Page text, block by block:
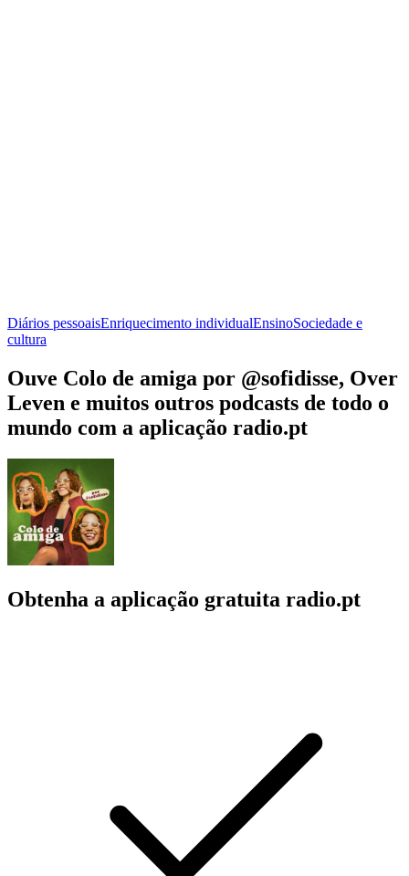
Diários pessoaisEnriquecimento individualEnsinoSociedade e
cultura
Ouve Colo de amiga por @sofidisse, Over
Leven e muitos outros podcasts de todo o
mundo com a aplicação radio.pt
Obtenha a aplicação gratuita radio.pt